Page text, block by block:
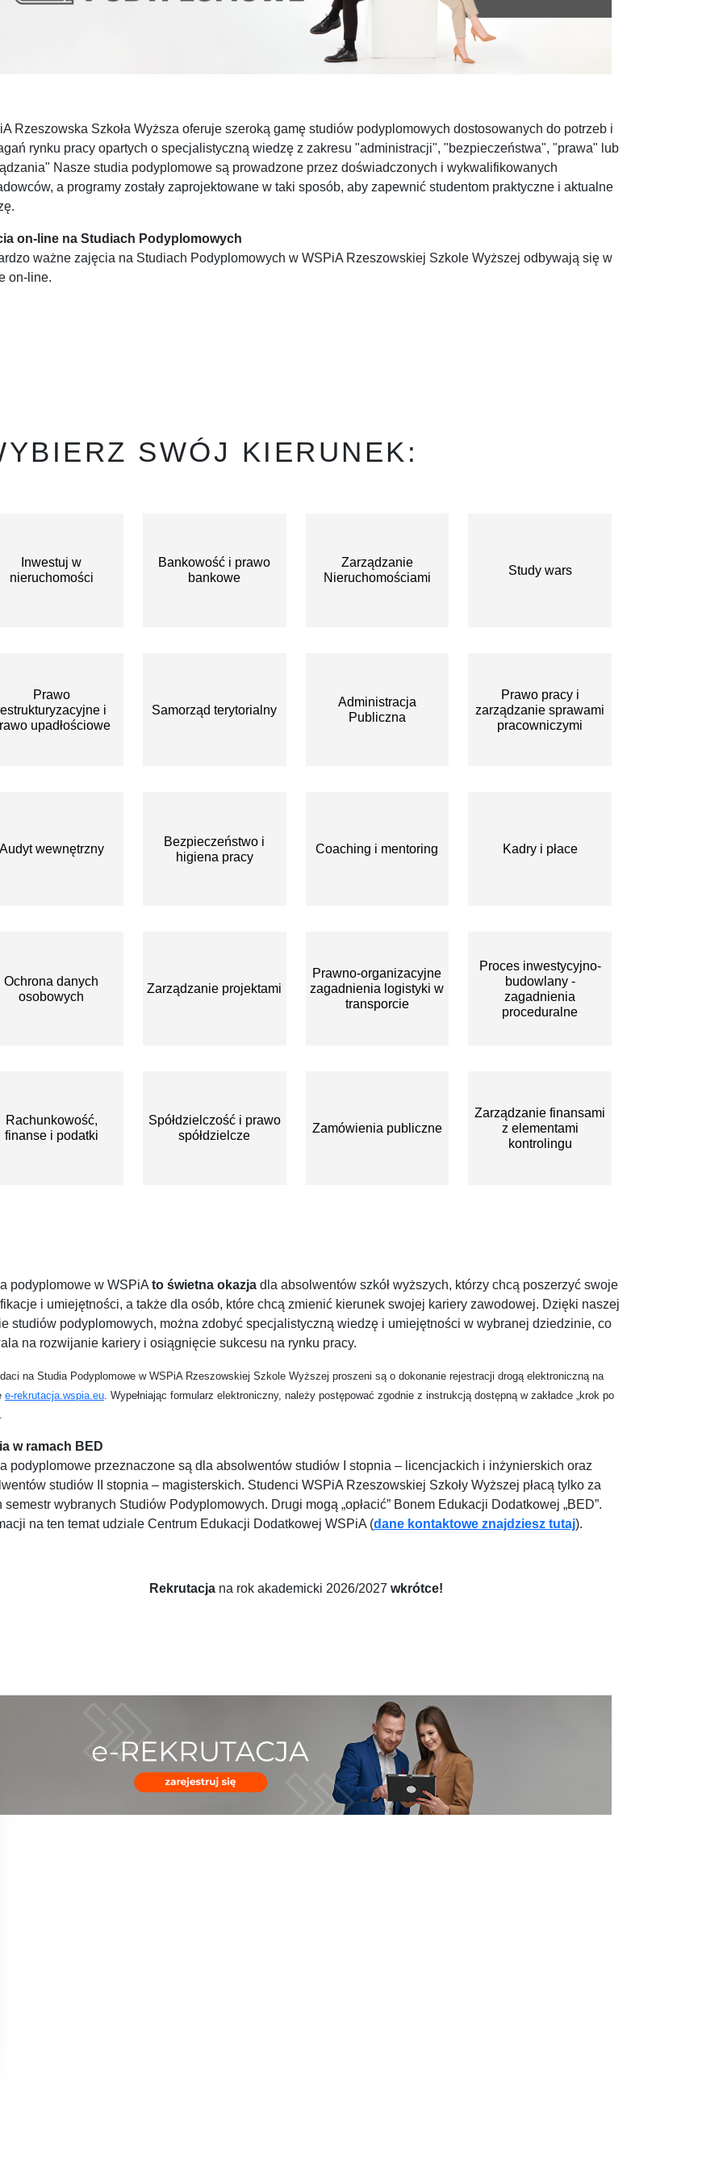
Rzeszowska Szkoła Wyższa oferuje szeroką gamę studiów podyplomowych dostosowanych do potrzeb i
rynku pracy opartych o specjalistyczną wiedzę z zakresu "administracji", "bezpieczeństwa", "prawa" lub
Nasze studia podyplomowe są prowadzone przez doświadczonych i wykwalifikowanych
a programy zostały zaprojektowane w taki sposób, aby zapewnić studentom praktyczne i aktualne
on-line na Studiach Podyplomowych
ważne zajęcia na Studiach Podyplomowych w WSPiA Rzeszowskiej Szkole Wyższej odbywają się w
on-line.
SWÓJ KIERUNEK:
Inwestuj w
nieruchomości
Bankowość i prawo
bankowe
Zarządzanie
Nieruchomościami
Study wars
Prawo
i
upadłościowe
Samorząd terytorialny
Administracja
Publiczna
Prawo pracy i
zarządzanie sprawami
pracowniczymi
wewnętrzny
Bezpieczeństwo i
higiena pracy
Coaching i mentoring Kadry i płace
Ochrona danych
osobowych
Zarządzanie projektami
Prawno-organizacyjne
zagadnienia logistyki w
transporcie
Proces inwestycyjno-
budowlany -
zagadnienia
proceduralne
Rachunkowość,
finanse i podatki
Spółdzielczość i prawo
spółdzielcze
Zamówienia publiczne
Zarządzanie finansami
z elementami
kontrolingu
podyplomowe w WSPiA to świetna okazja dla absolwentów szkół wyższych, którzy chcą poszerzyć swoje
i umiejętności, a także dla osób, które chcą zmienić kierunek swojej kariery zawodowej. Dzięki naszej
studiów podyplomowych, można zdobyć specjalistyczną wiedzę i umiejętności w wybranej dziedzinie, co
na rozwijanie kariery i osiągnięcie sukcesu na rynku pracy.
na Studia Podyplomowe w WSPiA Rzeszowskiej Szkole Wyższej proszeni są o dokonanie rejestracji drogą elektroniczną na
e-rekrutacja.wspia.eu . Wypełniając formularz elektroniczny, należy postępować zgodnie z instrukcją dostępną w zakładce „krok po
w ramach BED
podyplomowe przeznaczone są dla absolwentów studiów I stopnia – licencjackich i inżynierskich oraz
studiów II stopnia – magisterskich. Studenci WSPiA Rzeszowskiej Szkoły Wyższej płacą tylko za
semestr wybranych Studiów Podyplomowych. Drugi mogą „opłacić” Bonem Edukacji Dodatkowej „BED”.
na ten temat udziale Centrum Edukacji Dodatkowej WSPiA (dane kontaktowe znajdziesz tutaj).
Rekrutacja na rok akademicki 2026/2027 wkrótce!